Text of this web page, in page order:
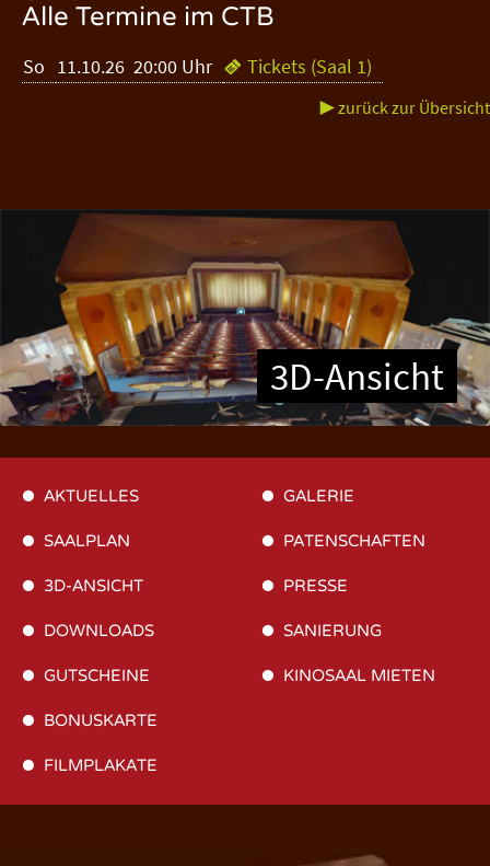
Alle Termine im CTB
So 11.10.26 20:00 Uhr  Tickets (Saal 1)
▶ zurück zur Übersicht
3D-Ansicht
AKTUELLES
SAALPLAN
3D-ANSICHT
DOWNLOADS
GUTSCHEINE
BONUSKARTE
FILMPLAKATE
GALERIE
PATENSCHAFTEN
PRESSE
SANIERUNG
KINOSAAL MIETEN